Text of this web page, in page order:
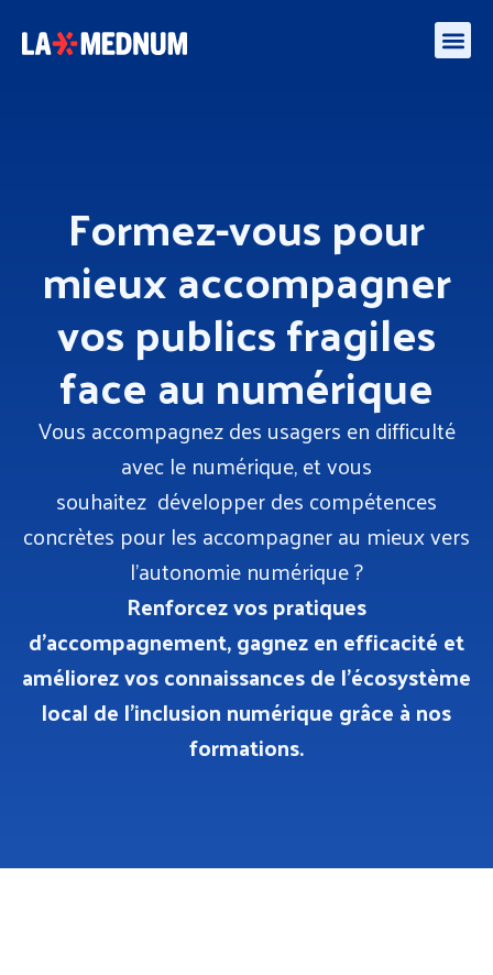
Formez-vous pour
mieux accompagner
vos publics fragiles
face au numérique
Vous accompagnez des usagers en difficulté
avec le numérique, et vous
souhaitez développer des compétences
concrètes pour les accompagner au mieux vers
l’autonomie numérique ?
Renforcez vos pratiques
d’accompagnement,gagnez en efficacité et
améliorez vos connaissances de l’écosystème
local de l’inclusion numérique grâce à nos
formations.